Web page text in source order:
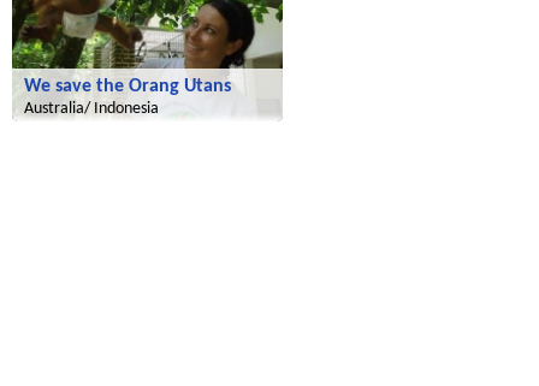
We save the Orang Utans
Australia/ Indonesia